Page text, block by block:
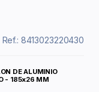
Ref.: 8413023220430
DE ALUMINIO
- 185x26 MM